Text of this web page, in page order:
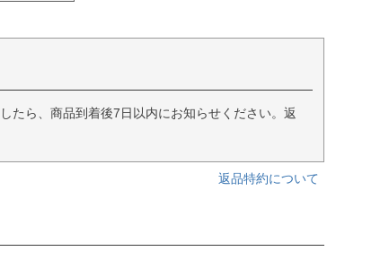
たら、商品到着後7日以内にお知らせください。返
返品特約について